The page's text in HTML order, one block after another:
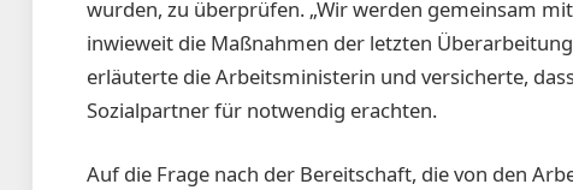
wurden, zu überprüfen. „Wir werden gemeinsam
inwieweit die Maßnahmen der letzten
erläuterte die Arbeitsministerin und versicherte,
Sozialpartner für notwendig erachten.
Auf die Frage nach der Bereitschaft, die von den